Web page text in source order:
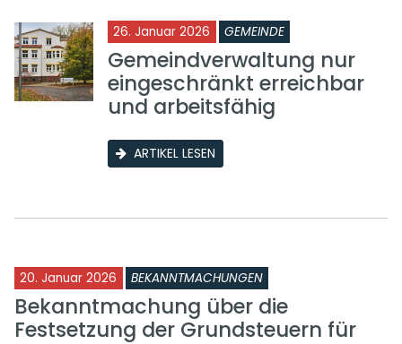
26. Januar 2026 GEMEINDE
Gemeindverwaltung nur
eingeschränkt erreichbar
und arbeitsfähig
ARTIKEL LESEN
20. Januar 2026 BEKANNTMACHUNGEN
Bekanntmachung über die
Festsetzung der Grundsteuern für